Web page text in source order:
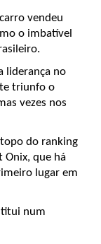
vendeu
o imbatível
liderança no
triunfo o
vezes nos
do ranking
Onix, que há
lugar em
num